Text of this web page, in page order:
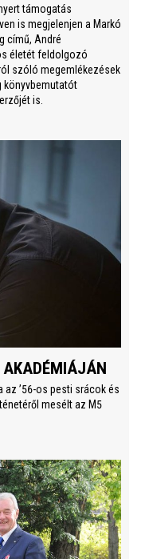
támogatás
is megjelenjen a Markó
című, André
életét feldolgozó
szóló megemlékezések
könyvbemutatót
is.
AKADÉMIÁJÁN
az ’56-os pesti srácok és
mesélt az M5